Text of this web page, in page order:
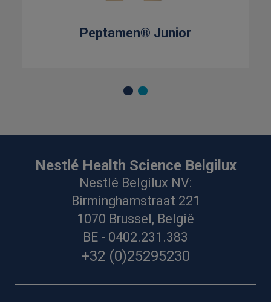
Peptamen® Junior
Nestlé Health Science Belgilux
Nestlé Belgilux NV:
Birminghamstraat 221
1070 Brussel, België
BE - 0402.231.383
+32 (0)25295230